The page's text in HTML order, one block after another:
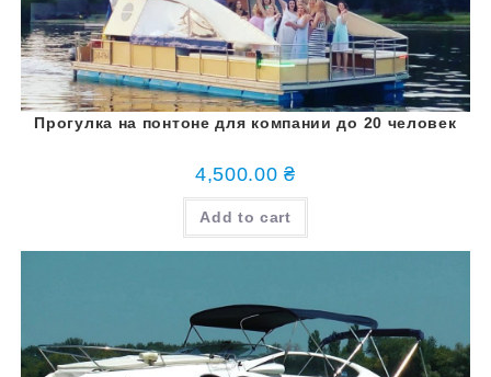
Прогулка на понтоне для компании до 20 человек
4,500.00₴
Add to cart